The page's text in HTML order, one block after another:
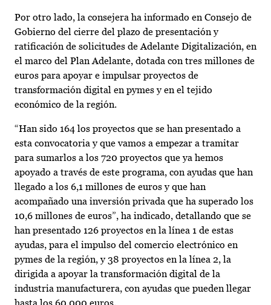
Por otro lado, la consejera ha informado en Consejo de
Gobierno del cierre del plazo de presentación y
ratificación de solicitudes de Adelante Digitalización, en
el marco del Plan Adelante, dotada con tres millones de
euros para apoyar e impulsar proyectos de
transformación digital en pymes y en el tejido
económico de la región.
“Han sido 164 los proyectos que se han presentado a
esta convocatoria y que vamos a empezar a tramitar
para sumarlos a los 720 proyectos que ya hemos
apoyado a través de este programa, con ayudas que han
llegado a los 6,1 millones de euros y que han
acompañado una inversión privada que ha superado los
10,6 millones de euros”, ha indicado, detallando que se
han presentado 126 proyectos en la línea 1 de estas
ayudas, para el impulso del comercio electrónico en
pymes de la región, y 38 proyectos en la línea 2, la
dirigida a apoyar la transformación digital de la
industria manufacturera, con ayudas que pueden llegar